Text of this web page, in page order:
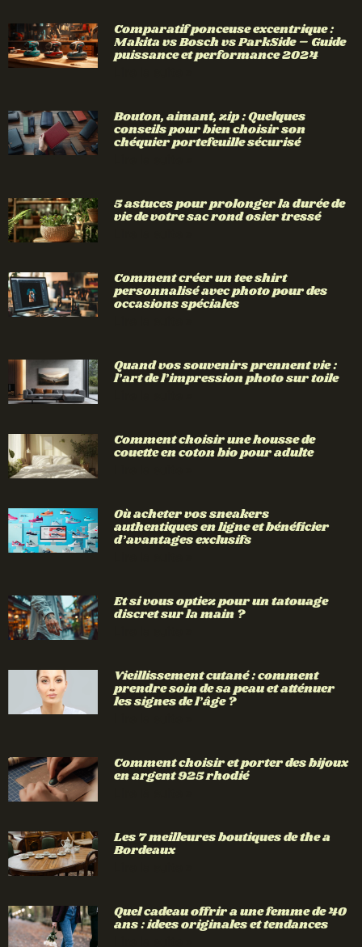
Comparatif ponceuse excentrique :
Makita vs Bosch vs ParkSide – Guide
puissance et performance 2024
Bouton, aimant, zip : Quelques
conseils pour bien choisir son
chéquier portefeuille sécurisé
5 astuces pour prolonger la durée de
vie de votre sac rond osier tressé
Comment créer un tee shirt
personnalisé avec photo pour des
occasions spéciales
Quand vos souvenirs prennent vie :
l’art de l’impression photo sur toile
Comment choisir une housse de
couette en coton bio pour adulte
Où acheter vos sneakers
authentiques en ligne et bénéficier
d’avantages exclusifs
Et si vous optiez pour un tatouage
discret sur la main ?
Vieillissement cutané : comment
prendre soin de sa peau et atténuer
les signes de l’âge ?
Comment choisir et porter des bijoux
en argent 925 rhodié
Les 7 meilleures boutiques de the a
Bordeaux
Quel cadeau offrir a une femme de 40
ans : idees originales et tendances